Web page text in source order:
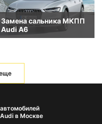
Замена сальника МКПП
Audi A6
в Москве